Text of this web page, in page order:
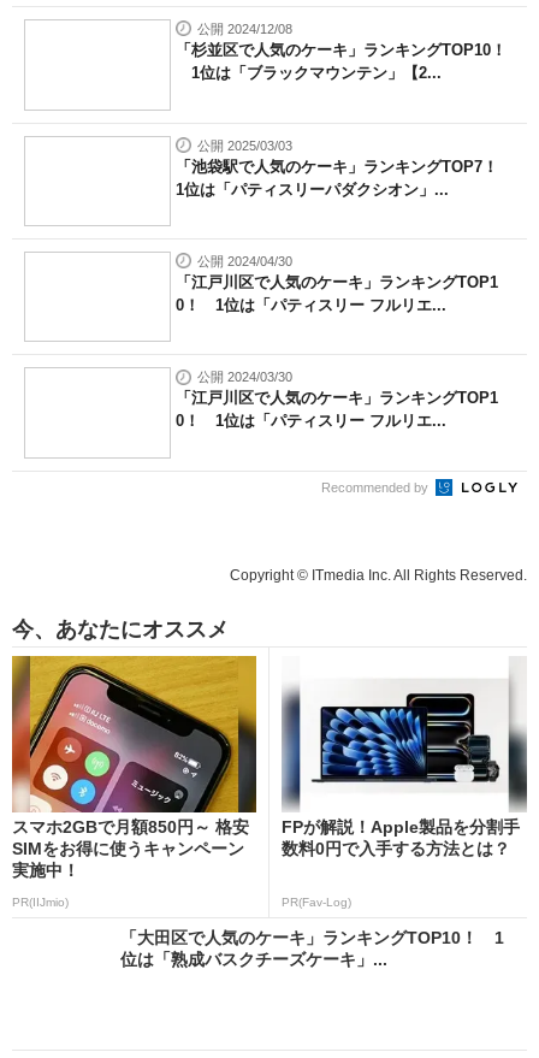
公開 2024/12/08
「杉並区で人気のケーキ」ランキングTOP10！
1位は「ブラックマウンテン」【2...
公開 2025/03/03
「池袋駅で人気のケーキ」ランキングTOP7！
1位は「パティスリーパダクシオン」...
公開 2024/04/30
「江戸川区で人気のケーキ」ランキングTOP1
0！ 1位は「パティスリー フルリエ...
公開 2024/03/30
「江戸川区で人気のケーキ」ランキングTOP1
0！ 1位は「パティスリー フルリエ...
Recommended by
Copyright © ITmedia Inc. All Rights Reserved.
今、あなたにオススメ
スマホ2GBで月額850円～ 格安
SIMをお得に使うキャンペーン
実施中！
PR(IIJmio)
FPが解説！Apple製品を分割手
数料0円で入手する方法とは？
PR(Fav-Log)
「大田区で人気のケーキ」ランキングTOP10！ 1
位は「熟成バスクチーズケーキ」...